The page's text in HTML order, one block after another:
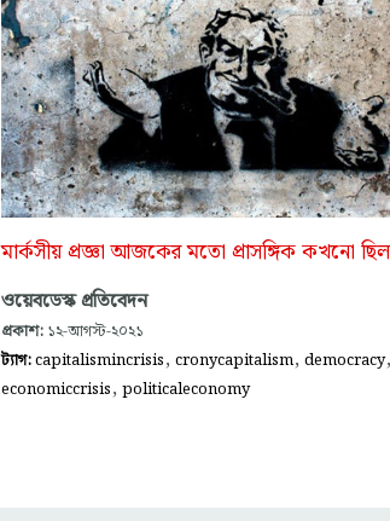
মার্কসীয় প্রজ্ঞা আজকের মতো প্রাসঙ্গিক কখনো
ওয়েবডেস্ক প্রতিবেদন
প্রকাশ: ১২-আগস্ট-২০২১
ট্যাগ:capitalismincrisis, cronycapitalism, democracy,
economiccrisis, politicaleconomy